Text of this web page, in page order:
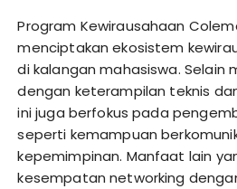
Program Kewirausahaan
menciptakan ekosistem
di kalangan mahasiswa. Selain
dengan keterampilan teknis
ini juga berfokus pada
seperti kemampuan
kepemimpinan. Manfaat lain
kesempatan networking